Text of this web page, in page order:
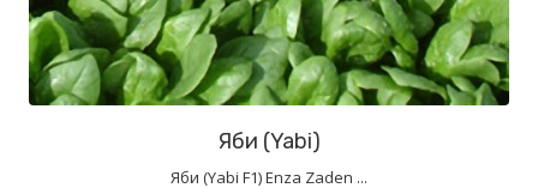
Яби (Yabi)
Яби (Yabi F1) Enza Zaden ...